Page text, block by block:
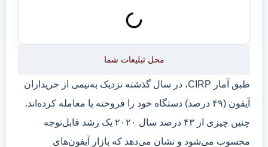
محل تبلیغات شما
طبق آمار CIRP، در سال گذشته نزدیک به‌نیمی از خریداران
آیفون (۴۹ درصد) دستگاه خود را فروخته یا معامله کرده‌اند.
چنین چیزی از ۴۳ درصد سال ۲۰۲۰ یک رشد قابل‌توجه
محسوب می‌شود و نشان می‌دهد که بازار آیفون‌های